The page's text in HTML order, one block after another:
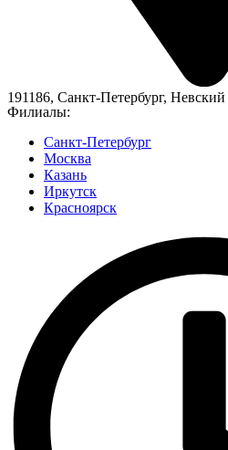
191186, Санкт-Петербург,
Филиалы:
Санкт-Петербург
Москва
Казань
Иркутск
Красноярск